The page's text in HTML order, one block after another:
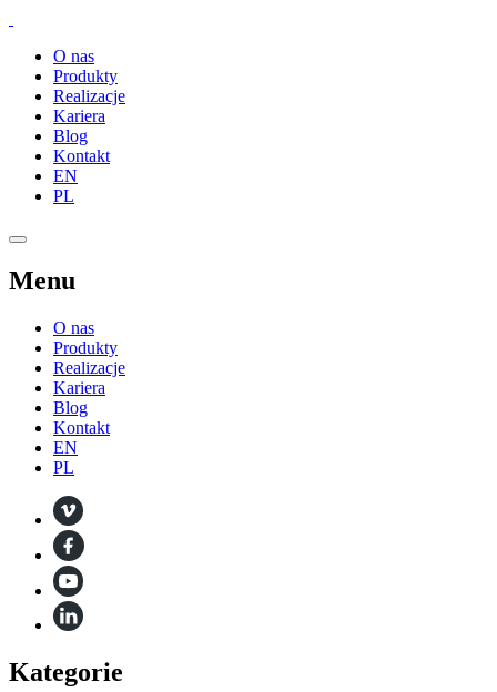
O nas
Produkty
Realizacje
Kariera
Blog
Kontakt
EN
PL
Menu
O nas
Produkty
Realizacje
Kariera
Blog
Kontakt
EN
PL
Kategorie